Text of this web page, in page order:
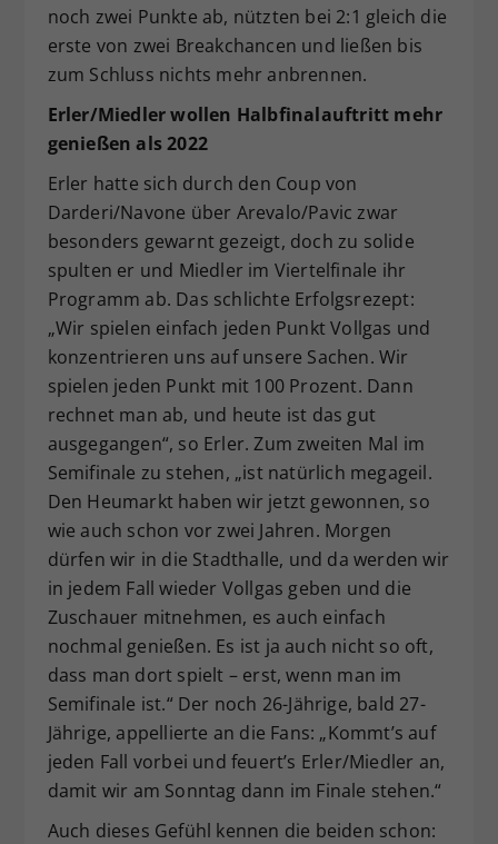
noch zwei Punkte ab, nützten bei 2:1 gleich die
erste von zwei Breakchancen und ließen bis
zum Schluss nichts mehr anbrennen.
Erler/Miedler wollen Halbfinalauftritt mehr
genießen als 2022
Erler hatte sich durch den Coup von
Darderi/Navone über Arevalo/Pavic zwar
besonders gewarnt gezeigt, doch zu solide
spulten er und Miedler im Viertelfinale ihr
Programm ab. Das schlichte Erfolgsrezept:
„Wir spielen einfach jeden Punkt Vollgas und
konzentrieren uns auf unsere Sachen. Wir
spielen jeden Punkt mit 100 Prozent. Dann
rechnet man ab, und heute ist das gut
ausgegangen“, so Erler. Zum zweiten Mal im
Semifinale zu stehen, „ist natürlich megageil.
Den Heumarkt haben wir jetzt gewonnen, so
wie auch schon vor zwei Jahren. Morgen
dürfen wir in die Stadthalle, und da werden wir
in jedem Fall wieder Vollgas geben und die
Zuschauer mitnehmen, es auch einfach
nochmal genießen. Es ist ja auch nicht so oft,
dass man dort spielt – erst, wenn man im
Semifinale ist.“ Der noch 26-Jährige, bald 27-
Jährige, appellierte an die Fans: „Kommt’s auf
jeden Fall vorbei und feuert’s Erler/Miedler an,
damit wir am Sonntag dann im Finale stehen.“
Auch dieses Gefühl kennen die beiden schon: